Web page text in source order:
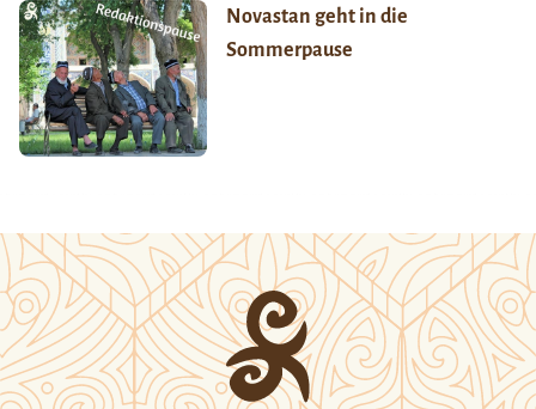
Novastan geht in die
Sommerpause